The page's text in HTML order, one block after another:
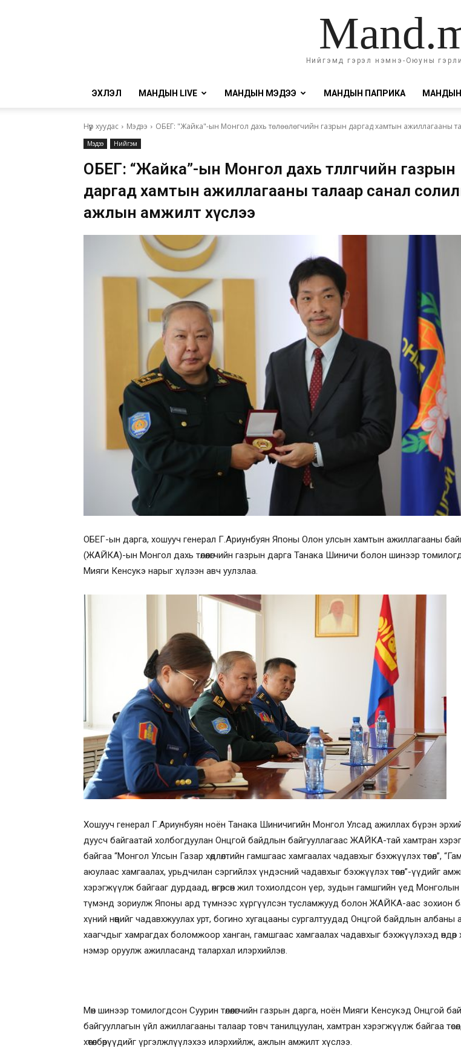
Нийгэмд гэрэл нэмнэ-Оюуны
ЭХЛЭЛ МАНДЫН LIVE МАНДЫН МЭДЭЭ МАНДЫН ПАПРИКА МАНДЫН
Нүүр хуудас Мэдээ ОБЕГ: "Жайка"-ын Монгол дахь төлөөлөгчийн газрын даргад хамтын ажиллагааны
Мэдээ Нийгэм
ОБЕГ: “Жайка”-ын Монгол дахь төлөөлөгчийн газрын
даргад хамтын ажиллагааны талаар санал
ажлын амжилт хүслээ
ОБЕГ-ын дарга, хошууч генерал Г.Ариунбуян Японы Олон улсын хамтын ажиллагааны
(ЖАЙКА)-ын Монгол дахь төлөөлөгчийн газрын дарга Танака Шиничи болон шинээр
Мияги Кенсукэ нарыг хүлээн авч уулзлаа.
Хошууч генерал Г.Ариунбуян ноён Танака Шиничигийн Монгол Улсад ажиллах бүрэн
дуусч байгаатай холбогдуулан Онцгой байдлын байгууллагаас ЖАЙКА-тай хамтран
байгаа “Монгол Улсын Газар хөдлөлтийн гамшгаас хамгаалах чадавхыг бэхжүүлэх төсөл”,
аюулаас хамгаалах, урьдчилан сэргийлэх үндэсний чадавхыг бэхжүүлэх төсөл”-үүдийг
хэрэгжүүлж байгааг дурдаад, өнгөрсөн жил тохиолдсон үер, зудын гамшгийн үед
түмэнд зориулж Японы ард түмнээс хүргүүлсэн тусламжууд болон ЖАЙКА-аас зохион
хүний нөөцийг чадавхжуулах урт, богино хугацааны сургалтуудад Онцгой байдлын албаны
хаагчдыг хамрагдах боломжоор ханган, гамшгаас хамгаалах чадавхыг бэхжүүлэхэд өндөр
нэмэр оруулж ажилласанд талархал илэрхийлэв.
Мөн шинээр томилогдсон Суурин төлөөлөгчийн газрын дарга, ноён Мияги Кенсукэд Онцгой
байгууллагын үйл ажиллагааны талаар товч танилцуулан, хамтран хэрэгжүүлж байгаа төсөл,
хөтөлбөрүүдийг үргэлжлүүлэхээ илэрхийлж, ажлын амжилт хүслээ.